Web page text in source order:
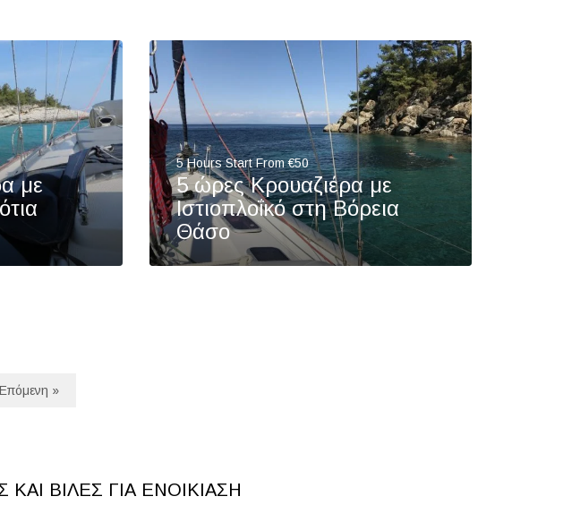
με
5 Hours Start From €50
5 ώρες Κρουαζιέρα με
Ιστιοπλοΐκό στη Βόρεια
Θάσο
Επόμενη »
ΒΙΛΕΣ ΓΙΑ ΕΝΟΙΚΙΑΣΗ